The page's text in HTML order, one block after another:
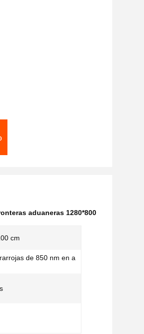
aduaneras 1280*800
cm
de 850 nm en a